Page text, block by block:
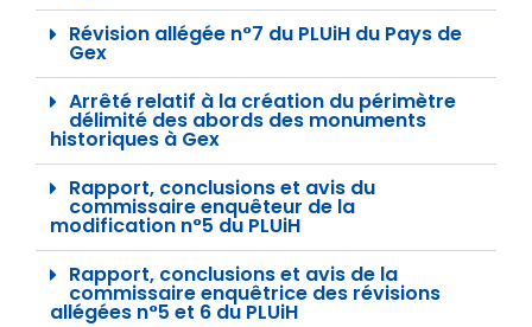
Révision allégée n°7 du PLUiH du Pays de
Gex
Arrêté relatif à la création du périmètre
délimité des abords des monuments
historiques à Gex
Rapport, conclusions et avis du
commissaire enquêteur de la
modification n°5 du PLUiH
Rapport, conclusions et avis de la
commissaire enquêtrice des révisions
allégées n°5 et 6 du PLUiH